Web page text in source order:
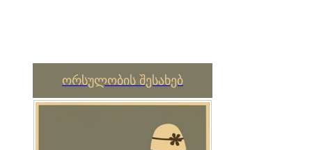
ორსულობის შესახებ